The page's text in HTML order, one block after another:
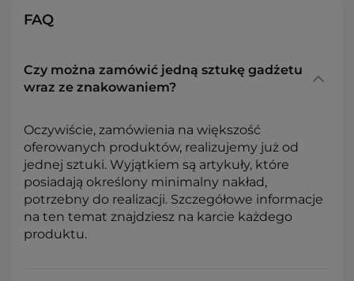
FAQ
Czy można zamówić jedną sztukę gadżetu
wraz ze znakowaniem?
Oczywiście, zamówienia na większość
oferowanych produktów, realizujemy już od
jednej sztuki. Wyjątkiem są artykuły, które
posiadają określony minimalny nakład,
potrzebny do realizacji. Szczegółowe informacje
na ten temat znajdziesz na karcie każdego
produktu.